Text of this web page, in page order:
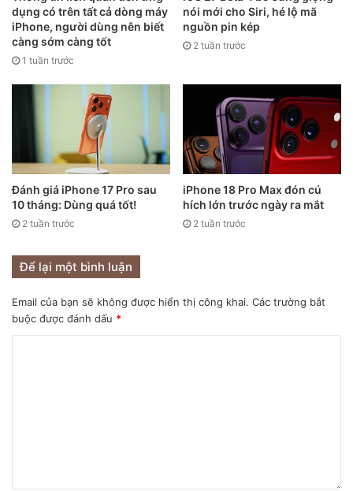
iPhone 12 Pro Max cấu hình vẫn còn rất mạnh với con chip
Apple A14.
iPhone 12 Pro Max vẫn còn rất mạnh mẽ ở thời điểm hiện
tại. Chiếc máy này hoàn toàn có thể cân tốt hầu hết mọi
nhu cầu sử dụng hằng ngày của các bạn cũng như việc chơi
game. Để các bạn có thể hiểu rõ hơn về sức mạnh của
iPhone 12 Pro Max, cùng mình đi vào phần chấm điểm hiệu
năng của chiếc máy nhé!
Ở phần này, mình sẽ kiểm tra hiệu năng của iPhone 12 Pro
3DMark và Antutu Benchmark. Điều kiện để mình chấm
điểm như sau:
dụng có trên tất cả dòng máy
iPhone, người dùng nên biết
càng sớm càng tốt
1 tuần trước
nói mới cho Siri, hé lộ mã
nguồn pin kép
2 tuần trước
Đánh giá iPhone 17 Pro sau
10 tháng: Dùng quá tốt!
2 tuần trước
iPhone 18 Pro Max đón cú
hích lớn trước ngày ra mắt
2 tuần trước
Để lại một bình luận
Email của bạn sẽ không được hiển thị công khai. Các trường bắt
buộc được đánh dấu *